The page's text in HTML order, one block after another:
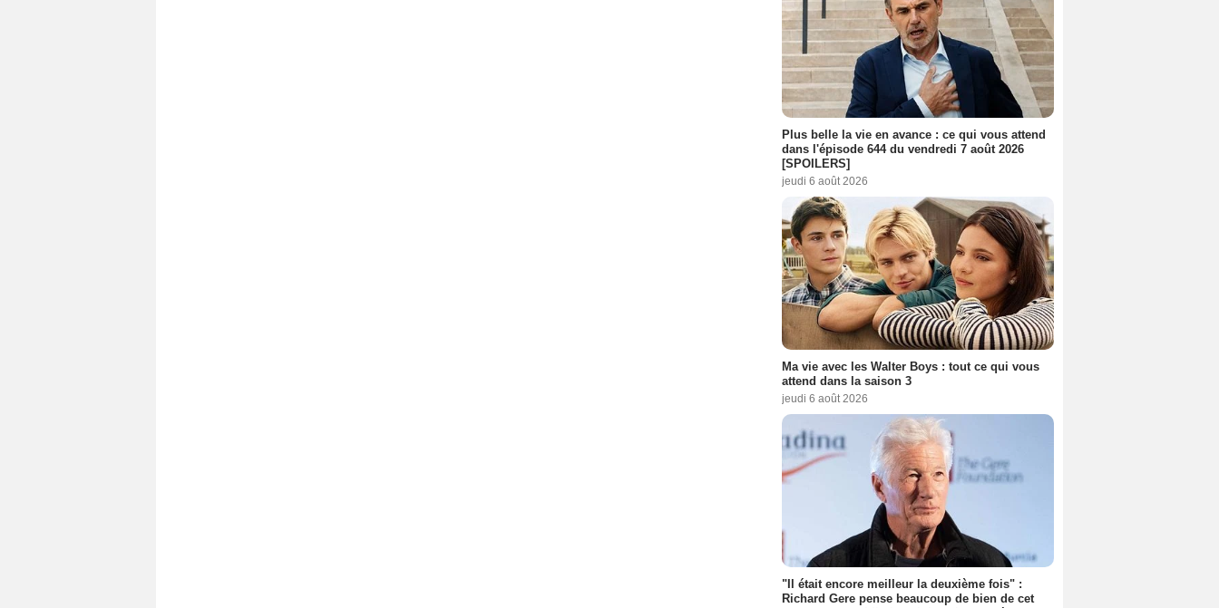
Plus belle la vie en avance : ce qui vous attend
dans l'épisode 644 du vendredi 7 août 2026
[SPOILERS]
jeudi 6 août 2026
Ma vie avec les Walter Boys : tout ce qui vous
attend dans la saison 3
jeudi 6 août 2026
"Il était encore meilleur la deuxième fois" :
Richard Gere pense beaucoup de bien de cet